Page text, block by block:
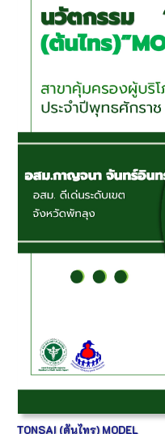
TONSAI (ต้นไทร) MODEL